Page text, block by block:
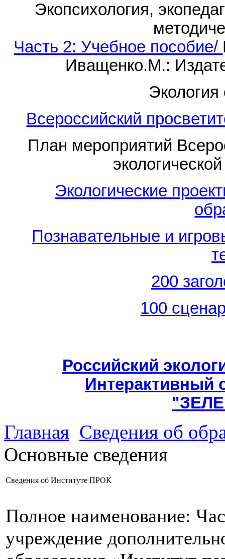
Экопсихология,
Часть 2: Учебное пособие/
Иващенко.М.:
Экология
Всероссийский
План мероприятий
Экологические
Познавательные и
200
100
Российский
Интерактивный
Главная Сведения об
Основные сведения
Сведения об Институте ПРОК
Полное наименование:
учреждение